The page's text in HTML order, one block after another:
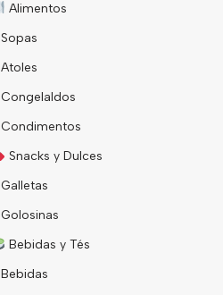
Alimentos
Sopas
Atoles
Congelaldos
Condimentos
Snacks y Dulces
Galletas
Golosinas
Bebidas y Tés
Bebidas